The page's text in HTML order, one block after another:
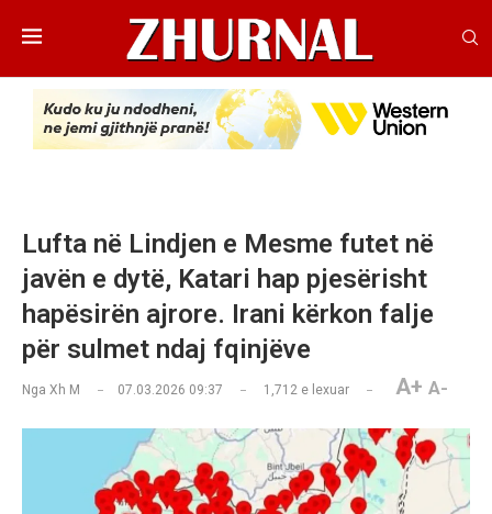
Lufta në Lindjen e Mesme futet në
javën e dytë, Katari hap pjesërisht
hapësirën ajrore. Irani kërkon falje
për sulmet ndaj fqinjëve
Nga Xh M 07.03.2026 09:37 1,712 e lexuar A+ A-